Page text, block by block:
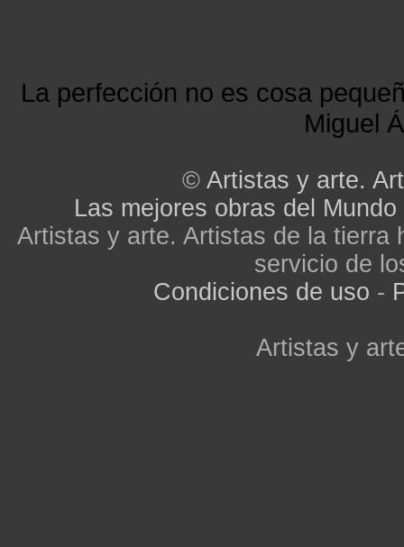
La perfección no es cosa
Miguel
© Artistas y arte.
Las mejores obras del Mundo
Artistas y arte. Artistas de la tierra
servicio de
Condiciones de uso -
Artistas y